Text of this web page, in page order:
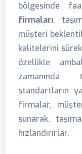
bölgesinde
firmaları,
müşteri
kalitelerini
özellikle
zamanında
standartların
firmalar,
sunarak,
hızlandırırlar.